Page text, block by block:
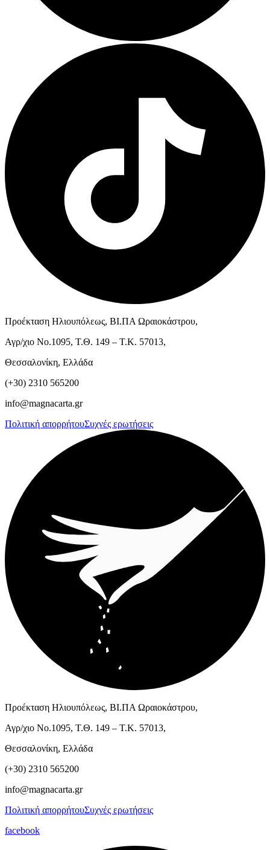
Προέκταση Ηλιουπόλεως, ΒΙ.ΠΑ Ωραιοκάστρου,
Αγρ/χιο Νο.1095, Τ.Θ. 149 – Τ.Κ. 57013,
Θεσσαλονίκη, Ελλάδα
(+30) 2310 565200
info@magnacarta.gr
Πολιτική απορρήτουΣυχνές ερωτήσεις
Προέκταση Ηλιουπόλεως, ΒΙ.ΠΑ Ωραιοκάστρου,
Αγρ/χιο Νο.1095, Τ.Θ. 149 – Τ.Κ. 57013,
Θεσσαλονίκη, Ελλάδα
(+30) 2310 565200
info@magnacarta.gr
Πολιτική απορρήτουΣυχνές ερωτήσεις
facebook